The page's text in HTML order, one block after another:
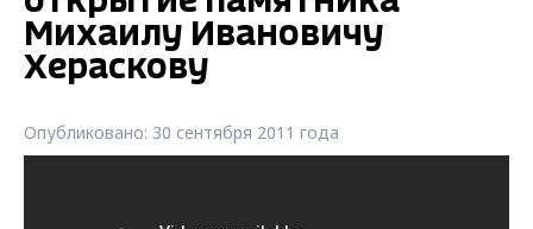
Михаилу Ивановичу
Хераскову
Опубликовано: 30 сентября 2011 года